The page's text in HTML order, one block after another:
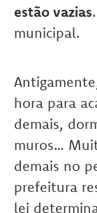
estão vazias
municipal.
hora para
demais,
muros…
demais no
prefeitura
lei